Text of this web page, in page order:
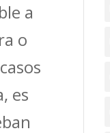
a
o
es